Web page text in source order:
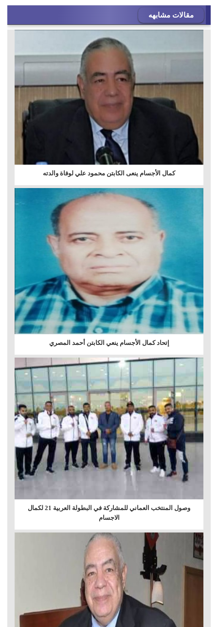
مقالات مشابهه
كمال الأجسام ينعى الكابتن محمود علي لوفاة والدته
إتحاد كمال الأجسام ينعي الكابتن أحمد المصري
وصول المنتخب العماني للمشاركة في البطولة العربية 21 لكمال
الاجسام